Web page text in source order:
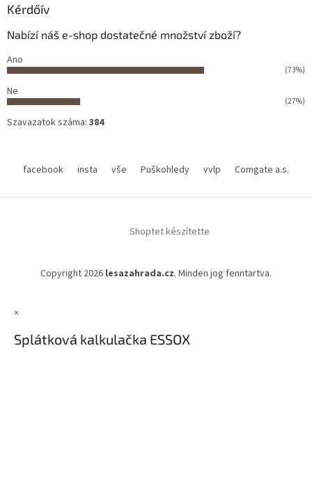
Kérdőív
Nabízí náš e-shop dostatečné množství zboží?
Ano
(73%)
Ne
(27%)
Szavazatok száma: 384
facebook insta vše Puškohledy vvlp Comgate a.s.
Shoptet készítette
Copyright 2026 lesazahrada.cz. Minden jog fenntartva.
×
Splátková kalkulačka ESSOX